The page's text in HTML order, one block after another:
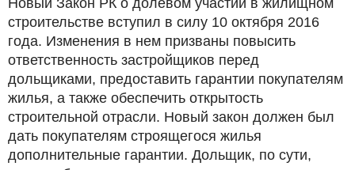
строительстве вступил в силу 10 октября 2016
года. Изменения в нем призваны повысить
ответственность застройщиков перед
дольщиками, предоставить гарантии покупателям
жилья, а также обеспечить открытость
строительной отрасли. Новый закон должен был
дать покупателям строящегося жилья
дополнительные гарантии. Дольщик, по сути,